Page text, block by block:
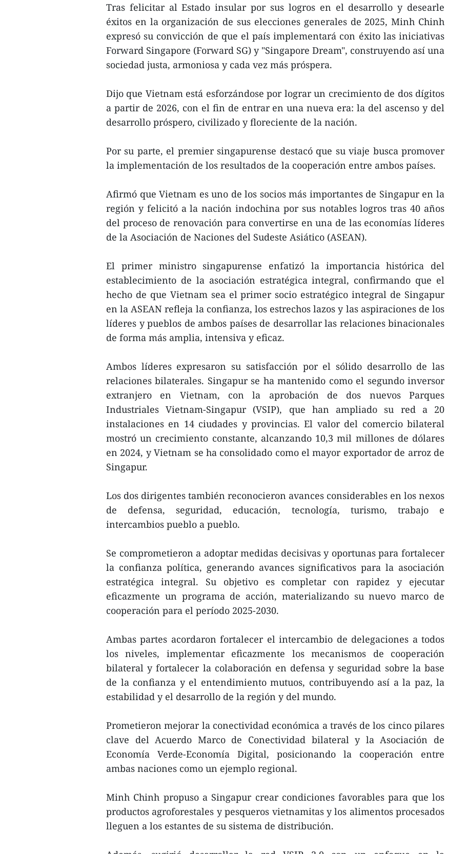
Tras felicitar al Estado insular por sus logros en el desarrollo y desearle
éxitos en la organización de sus elecciones generales de 2025, Minh Chinh
expresó su convicción de que el país implementará con éxito las iniciativas
Forward Singapore (Forward SG) y "Singapore Dream", construyendo así una
sociedad justa, armoniosa y cada vez más próspera.
Dijo que Vietnam está esforzándose por lograr un crecimiento de dos dígitos
a partir de 2026, con el fin de entrar en una nueva era: la del ascenso y del
desarrollo próspero, civilizado y floreciente de la nación.
Por su parte, el premier singapurense destacó que su viaje busca promover
la implementación de los resultados de la cooperación entre ambos países.
Afirmó que Vietnam es uno de los socios más importantes de Singapur en la
región y felicitó a la nación indochina por sus notables logros tras 40 años
del proceso de renovación para convertirse en una de las economías líderes
de la Asociación de Naciones del Sudeste Asiático (ASEAN).
El primer ministro singapurense enfatizó la importancia histórica del
establecimiento de la asociación estratégica integral, confirmando que el
hecho de que Vietnam sea el primer socio estratégico integral de Singapur
en la ASEAN refleja la confianza, los estrechos lazos y las aspiraciones de los
líderes y pueblos de ambos países de desarrollar las relaciones binacionales
de forma más amplia, intensiva y eficaz.
Ambos líderes expresaron su satisfacción por el sólido desarrollo de las
relaciones bilaterales. Singapur se ha mantenido como el segundo inversor
extranjero en Vietnam, con la aprobación de dos nuevos Parques
Industriales Vietnam-Singapur (VSIP), que han ampliado su red a 20
instalaciones en 14 ciudades y provincias. El valor del comercio bilateral
mostró un crecimiento constante, alcanzando 10,3 mil millones de dólares
en 2024, y Vietnam se ha consolidado como el mayor exportador de arroz de
Singapur.
Los dos dirigentes también reconocieron avances considerables en los nexos
de defensa, seguridad, educación, tecnología, turismo, trabajo e
intercambios pueblo a pueblo.
Se comprometieron a adoptar medidas decisivas y oportunas para fortalecer
la confianza política, generando avances significativos para la asociación
estratégica integral. Su objetivo es completar con rapidez y ejecutar
eficazmente un programa de acción, materializando su nuevo marco de
cooperación para el período 2025-2030.
Ambas partes acordaron fortalecer el intercambio de delegaciones a todos
los niveles, implementar eficazmente los mecanismos de cooperación
bilateral y fortalecer la colaboración en defensa y seguridad sobre la base
de la confianza y el entendimiento mutuos, contribuyendo así a la paz, la
estabilidad y el desarrollo de la región y del mundo.
Prometieron mejorar la conectividad económica a través de los cinco pilares
clave del Acuerdo Marco de Conectividad bilateral y la Asociación de
Economía Verde-Economía Digital, posicionando la cooperación entre
ambas naciones como un ejemplo regional.
Minh Chinh propuso a Singapur crear condiciones favorables para que los
productos agroforestales y pesqueros vietnamitas y los alimentos procesados
lleguen a los estantes de su sistema de distribución.